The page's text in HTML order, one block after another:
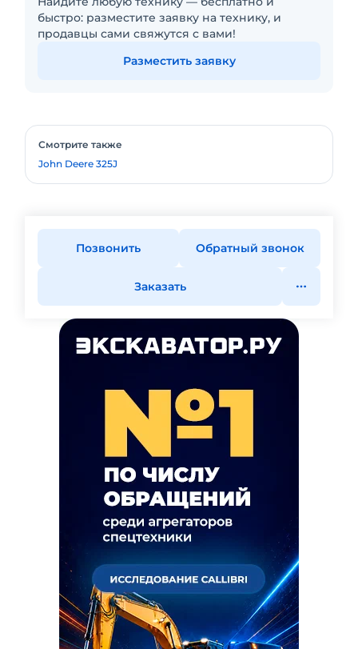
быстро: разместите заявку на технику, и
продавцы сами свяжутся с вами!
Разместить заявку
Смотрите также
John Deere 325J
Позвонить Обратный звонок
Заказать